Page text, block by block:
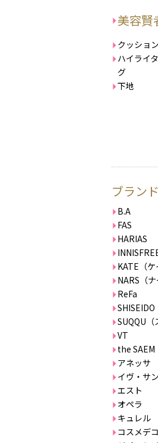
美容賢
クッショ
ハイライ
グ
下地
ブラン
B.A
FAS
HARIAS
KATE（ケ
NARS（ナ
ReFa
SHISEIDO
SUQQU（
VT
the SAEM
アネッサ
イヴ・サ
エスト
オペラ
キュレル
コスメデ